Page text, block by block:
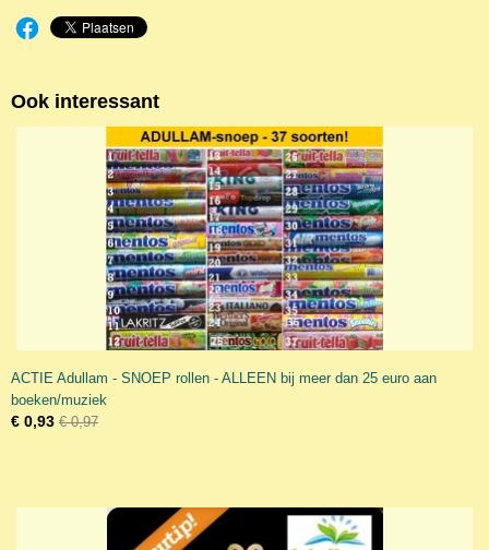
Ook interessant
ACTIE Adullam - SNOEP rollen - ALLEEN bij meer dan 25 euro aan
boeken/muziek
€ 0,93 € 0,97